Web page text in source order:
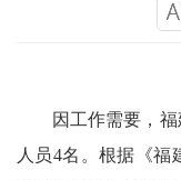
因工作需要，
人员4名。根据《